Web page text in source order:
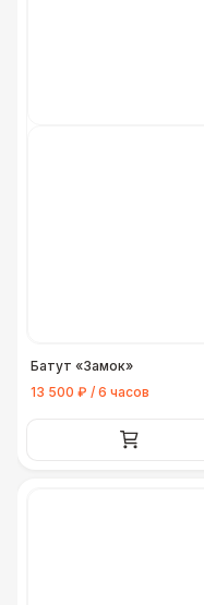
Батут «Замок»
13 500 ₽ / 6 часов